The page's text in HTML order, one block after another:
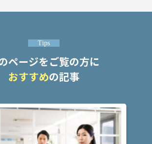
Tips
ページをご覧の方に
おすすめの記事